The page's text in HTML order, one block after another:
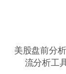
美股盘前分
流分析工